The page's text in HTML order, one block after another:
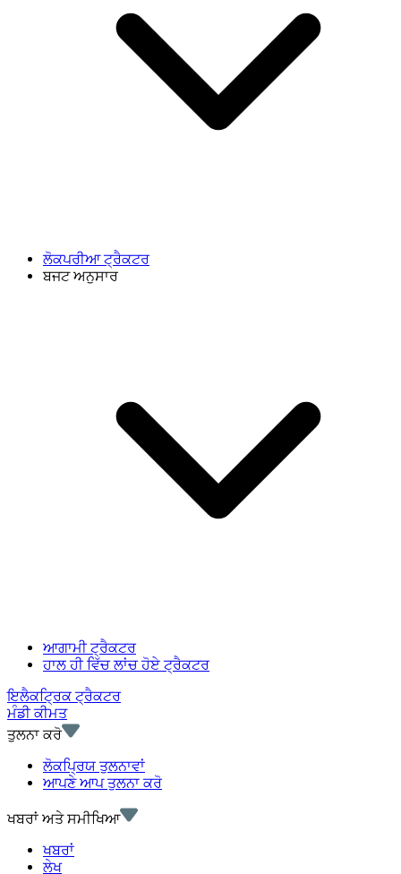
ਲੋਕਪਰੀਆ ਟ੍ਰੈਕਟਰ
ਬਜਟ ਅਨੁਸਾਰ
ਆਗਾਮੀ ਟ੍ਰੈਕਟਰ
ਹਾਲ ਹੀ ਵਿੱਚ ਲਾਂਚ ਹੋਏ ਟ੍ਰੈਕਟਰ
ਇਲੈਕਟ੍ਰਿਕ ਟ੍ਰੈਕਟਰ
ਮੰਡੀ ਕੀਮਤ
ਤੁਲਨਾ ਕਰੋ
ਲੋਕਪ੍ਰਿਯ ਤੁਲਨਾਵਾਂ
ਆਪਣੇ ਆਪ ਤੁਲਨਾ ਕਰੋ
ਖਬਰਾਂ ਅਤੇ ਸਮੀਖਿਆ
ਖਬਰਾਂ
ਲੇਖ